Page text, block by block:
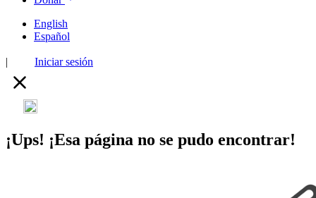
English
Español
| Iniciar sesión
¡Ups! ¡Esa página no se pudo encontrar!